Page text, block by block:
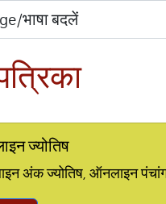
ज्योतिष
अंक ज्योतिष, ऑनलाइन